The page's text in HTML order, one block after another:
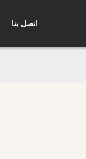
اتصل بنا